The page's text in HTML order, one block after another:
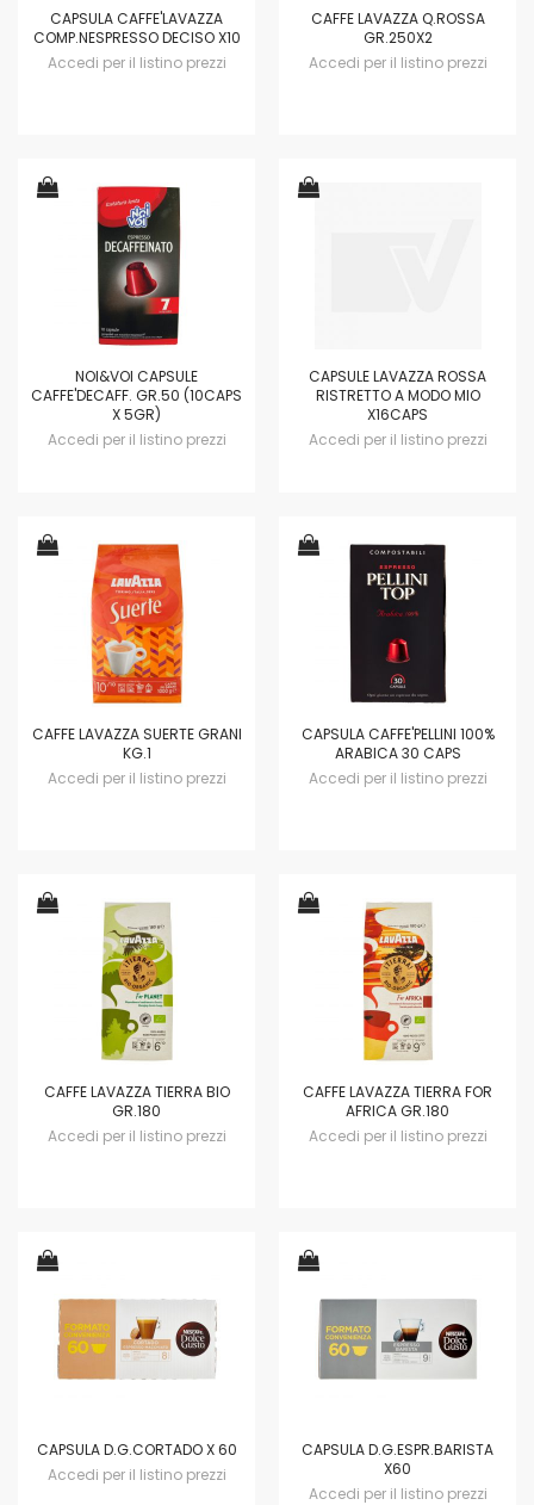
CAPSULA CAFFE'LAVAZZA
COMP.NESPRESSO DECISO X10
Accedi per il listino prezzi
CAFFE LAVAZZA Q.ROSSA
GR.250X2
Accedi per il listino prezzi
NOI&VOI CAPSULE
CAFFE'DECAFF. GR.50 (10CAPS
X 5GR)
Accedi per il listino prezzi
CAPSULE LAVAZZA ROSSA
RISTRETTO A MODO MIO
X16CAPS
Accedi per il listino prezzi
CAFFE LAVAZZA SUERTE GRANI
KG.1
Accedi per il listino prezzi
CAPSULA CAFFE'PELLINI 100%
ARABICA 30 CAPS
Accedi per il listino prezzi
CAFFE LAVAZZA TIERRA BIO
GR.180
Accedi per il listino prezzi
CAFFE LAVAZZA TIERRA FOR
AFRICA GR.180
Accedi per il listino prezzi
CAPSULA D.G.CORTADO X 60
Accedi per il listino prezzi
CAPSULA D.G.ESPR.BARISTA
X60
Accedi per il listino prezzi